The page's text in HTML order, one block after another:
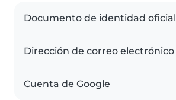
Documento de identidad oficial
Dirección de correo electrónico
Cuenta de Google